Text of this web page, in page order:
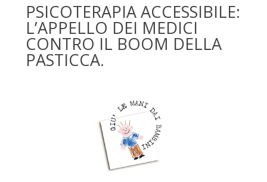
PSICOTERAPIA ACCESSIBILE:
L’APPELLO DEI MEDICI
CONTRO IL BOOM DELLA
PASTICCA.